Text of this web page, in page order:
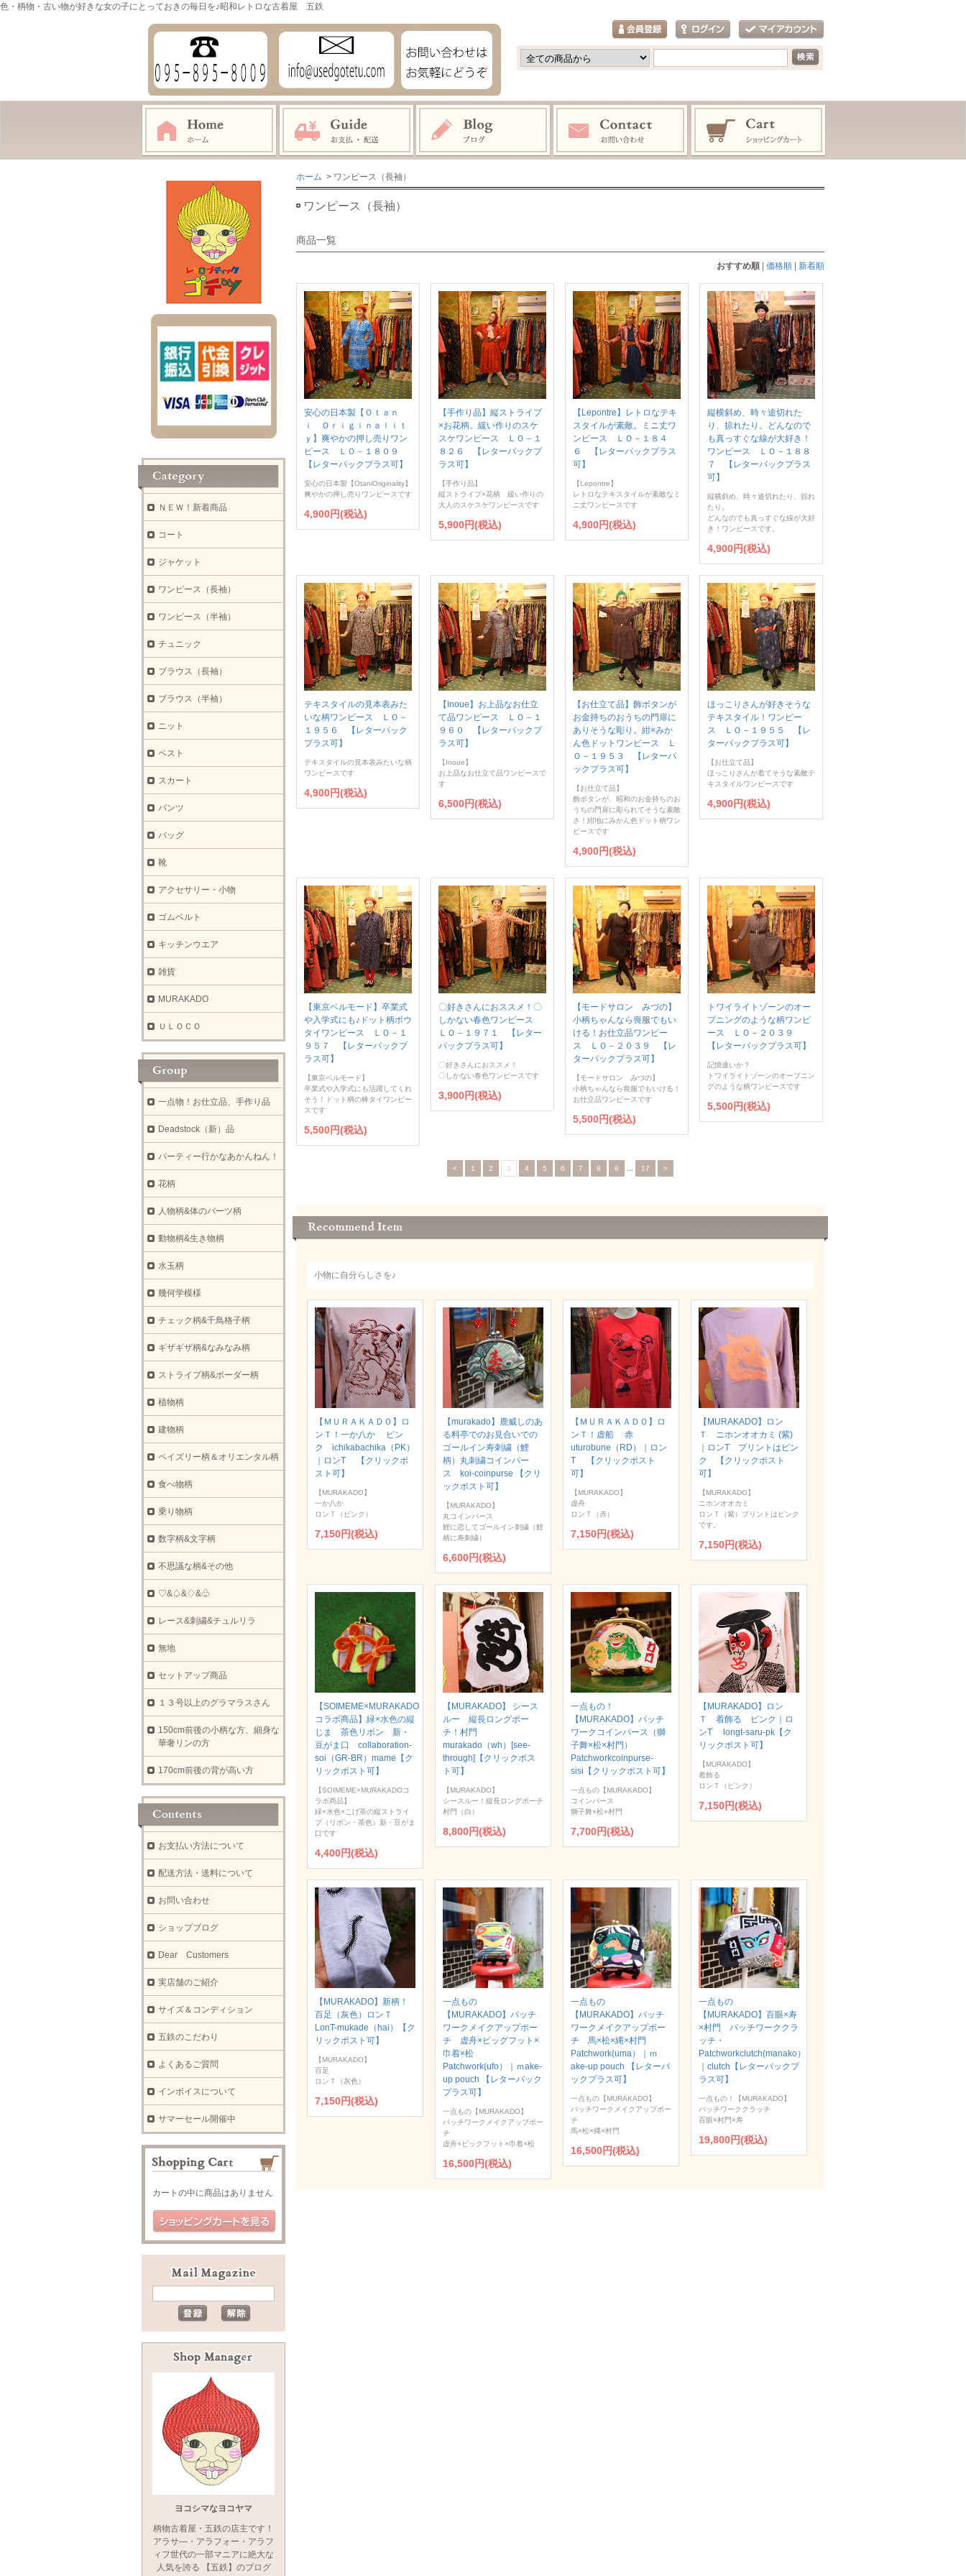
色・柄物・古い物が好きな女の子にとっておきの毎日を♪昭和レトロな古着屋 五鉄
ホーム > ワンピース（長袖）
ワンピース（長袖）
商品一覧
おすすめ順 価格順 新着順
安心の日本製【Ｏｔａｎ
ｉ Ｏｒｉｇｉｎａｌｉｔ
ｙ】爽やかの押し売りワン
ピース ＬＯ－１８０９
【レターパックプラス可】
安心の日本製【OtaniOriginality】
爽やかの押し売りワンピースです
4,900円(税込)
【手作り品】縦ストライプ
×お花柄。緩い作りのスケ
スケワンピース ＬＯ－１
８２６ 【レターパックプ
ラス可】
【手作り品】
縦ストライプ×花柄 緩い作りの
大人のスケスケワンピースです
5,900円(税込)
【Lepontre】レトロなテキ
スタイルが素敵。ミニ丈ワ
ンピース ＬＯ－１８４
６ 【レターパックプラス
可】
【Lepontre】
レトロなテキスタイルが素敵なミ
ニ丈ワンピースです
4,900円(税込)
縦横斜め、時々途切れた
り、掠れたり。どんなので
も真っすぐな線が大好き！
ワンピース ＬＯ－１８８
７ 【レターパックプラス
可】
縦横斜め、時々途切れたり、掠れ
たり。
どんなのでも真っすぐな線が大好
き！ワンピースです。
4,900円(税込)
テキスタイルの見本表みた
いな柄ワンピース ＬＯ－
１９５６ 【レターパック
プラス可】
テキスタイルの見本表みたいな柄
ワンピースです
4,900円(税込)
【Inoue】お上品なお仕立
て品ワンピース ＬＯ－１
９６０ 【レターパックプ
ラス可】
【Inoue】
お上品なお仕立て品ワンピースで
す
6,500円(税込)
【お仕立て品】飾ボタンが
お金持ちのおうちの門扉に
ありそうな彫り。紺×みか
ん色ドットワンピース Ｌ
Ｏ－１９５３ 【レターパ
ックプラス可】
【お仕立て品】
飾ボタンが、昭和のお金持ちのお
うちの門扉に彫られてそうな素敵
さ！紺地にみかん色ドット柄ワン
ピースです
4,900円(税込)
ほっこりさんが好きそうな
テキスタイル！ワンピー
ス ＬＯ－１９５５ 【レ
ターパックプラス可】
【お仕立て品】
ほっこりさんが着てそうな素敵テ
キスタイルワンピースです
4,900円(税込)
【東京ベルモード】卒業式
や入学式にも♪ドット柄ボウ
タイワンピース ＬＯ－１
９５７ 【レターパックプ
ラス可】
【東京ベルモード】
卒業式や入学式にも活躍してくれ
そう！ドット柄の棒タイワンピー
スです
5,500円(税込)
〇好きさんにおススメ！〇
しかない春色ワンピース
ＬＯ－１９７１ 【レター
パックプラス可】
〇好きさんにおススメ！
〇しかない春色ワンピースです
3,900円(税込)
【モードサロン みづの】
小柄ちゃんなら喪服でもい
ける！お仕立品ワンピー
ス ＬＯ－２０３９ 【レ
ターパックプラス可】
【モードサロン みづの】
小柄ちゃんなら喪服でもいける！
お仕立品ワンピースです
5,500円(税込)
トワイライトゾーンのオー
プニングのような柄ワンピ
ース ＬＯ－２０３９
【レターパックプラス可】
記憶違いか？
トワイライトゾーンのオープニン
グのような柄ワンピースです
5,500円(税込)
< 1 2 3 4 5 6 7 8 9 17 >
小物に自分らしさを♪
【ＭＵＲＡＫＡＤＯ】ロ
ンＴ！一か八か ピン
ク ichikabachika（PK）
｜ロンT 【クリックポ
スト可】
【MURAKADO】
一か八か
ロンＴ（ピンク）
7,150円(税込)
【murakado】鹿威しのあ
る料亭でのお見合いでの
ゴールイン寿刺繍（鯉
柄）丸刺繍コインパー
ス koi-coinpurse 【クリ
ックポスト可】
【MURAKADO】
丸コインパース
鯉に恋してゴールイン刺繍（鯉
柄に寿刺繍）
6,600円(税込)
【ＭＵＲＡＫＡＤＯ】ロ
ンＴ！虚船 赤
uturobune（RD）｜ロン
T 【クリックポスト
可】
【MURAKADO】
虚舟
ロンＴ（赤）
7,150円(税込)
【MURAKADO】ロン
Ｔ ニホンオオカミ (紫)
｜ロンT プリントはピン
ク 【クリックポスト
可】
【MURAKADO】
ニホンオオカミ
ロンＴ（紫）プリントはピンク
です。
7,150円(税込)
【SOIMEME×MURAKADO
コラボ商品】緑×水色の縦
じま 茶色リボン 新・
豆がま口 collaboration-
soi（GR-BR）mame【ク
リックポスト可】
【SOIMEME×MURAKADOコ
ラボ商品】
緑×水色×こげ茶の縦ストライ
プ（リボン・茶色）新・豆がま
口です
4,400円(税込)
【MURAKADO】 シース
ルー 縦長ロングポー
チ！村門
murakado（wh）[see-
through]【クリックポス
ト可】
【MURAKADO】
シースルー！縦長ロングポーチ
村門（白）
8,800円(税込)
一点もの！
【MURAKADO】パッチ
ワークコインパース（獅
子舞×松×村門）
Patchworkcoinpurse-
sisi【クリックポスト可】
一点もの【MURAKADO】
コインパース
獅子舞×松×村門
7,700円(税込)
【MURAKADO】ロン
Ｔ 着飾る ピンク｜ロ
ンT longt-saru-pk【ク
リックポスト可】
【MURAKADO】
着飾る
ロンＴ（ピンク）
7,150円(税込)
【MURAKADO】新柄！
百足（灰色）ロンＴ
LonT-mukade（hai）【ク
リックポスト可】
【MURAKADO】
百足
ロンＴ（灰色）
7,150円(税込)
一点もの
【MURAKADO】パッチ
ワークメイクアップポー
チ 虚舟×ビッグフット×
巾着×松
Patchwork(ufo）｜ｍake-
up pouch 【レターパック
プラス可】
一点もの【MURAKADO】
パッチワークメイクアップポー
チ
虚舟×ビックフット×巾着×松
16,500円(税込)
一点もの
【MURAKADO】パッチ
ワークメイクアップポー
チ 馬×松×縄×村門
Patchwork(uma）｜ｍ
ake-up pouch 【レターパ
ックプラス可】
一点もの【MURAKADO】
パッチワークメイクアップポー
チ
馬×松×縄×村門
16,500円(税込)
一点もの
【MURAKADO】百眼×寿
×村門 パッチワーククラ
ッチ・
Patchworkclutch(manako）
｜clutch【レターパックプ
ラス可】
一点もの！【MURAKADO】
パッチワーククラッチ
百眼×村門×寿
19,800円(税込)
ＮＥＷ！新着商品
コート
ジャケット
ワンピース（長袖）
ワンピース（半袖）
チュニック
ブラウス（長袖）
ブラウス（半袖）
ニット
ベスト
スカート
パンツ
バッグ
靴
アクセサリー・小物
ゴムベルト
キッチンウエア
雑貨
MURAKADO
ＵＬＯＣＯ
一点物！お仕立品、手作り品
Deadstock（新）品
パーティー行かなあかんねん！
花柄
人物柄&体のパーツ柄
動物柄&生き物柄
水玉柄
幾何学模様
チェック柄&千鳥格子柄
ギザギザ柄&なみなみ柄
ストライプ柄&ボーダー柄
植物柄
建物柄
ペイズリー柄＆オリエンタル柄
食べ物柄
乗り物柄
数字柄&文字柄
不思議な柄&その他
♡&♤&♢&♧
レース&刺繍&チュルリラ
無地
セットアップ商品
１３号以上のグラマラスさん
150cm前後の小柄な方、細身な
華奢リンの方
170cm前後の背が高い方
お支払い方法について
配送方法・送料について
お問い合わせ
ショップブログ
Dear Customers
実店舗のご紹介
サイズ＆コンディション
五鉄のこだわり
よくあるご質問
インボイスについて
サマーセール開催中
カートの中に商品はありません
ヨコシマなヨコヤマ
柄物古着屋・五鉄の店主です！
アラサ―・アラフォー・アラフ
ィフ世代の一部マニアに絶大な
人気を誇る 【五鉄】のブログ